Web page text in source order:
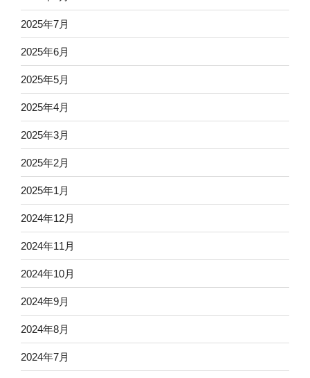
2025年7月
2025年6月
2025年5月
2025年4月
2025年3月
2025年2月
2025年1月
2024年12月
2024年11月
2024年10月
2024年9月
2024年8月
2024年7月